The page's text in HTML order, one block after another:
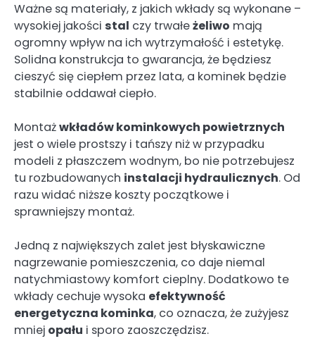
Ważne są materiały, z jakich wkłady są wykonane –
wysokiej jakości stal czy trwałeżeliwo mają
ogromny wpływ na ich wytrzymałość i estetykę.
Solidna konstrukcja to gwarancja, że będziesz
cieszyć się ciepłem przez lata, a kominek będzie
stabilnie oddawał ciepło.
Montażwkładów kominkowych powietrznych
jest o wiele prostszy i tańszy niż w przypadku
modeli z płaszczem wodnym, bo nie potrzebujesz
tu rozbudowanych instalacji hydraulicznych. Od
razu widać niższe koszty początkowe i
sprawniejszy montaż.
Jedną z największych zalet jest błyskawiczne
nagrzewanie pomieszczenia, co daje niemal
natychmiastowy komfort cieplny. Dodatkowo te
wkłady cechuje wysoka efektywność
energetyczna kominka, co oznacza, że zużyjesz
mniej opału i sporo zaoszczędzisz.